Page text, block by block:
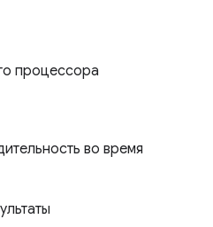
процессора
во время